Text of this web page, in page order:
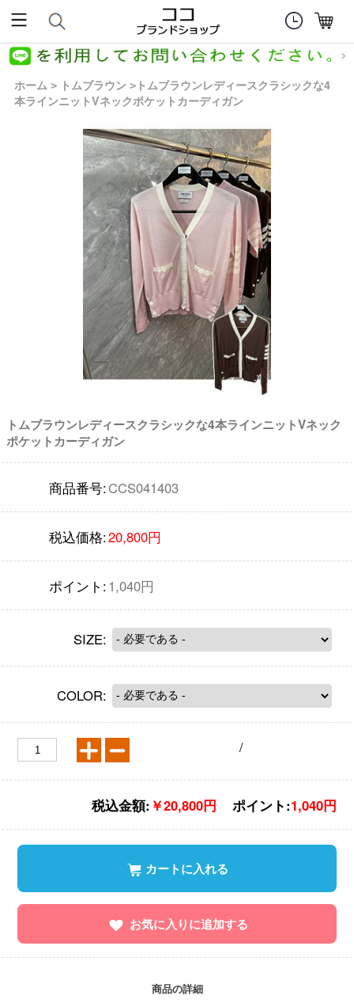
ホーム > トムブラウン >トムブラウンレディースクラシックな4
本ラインニットVネックポケットカーディガン
トムブラウンレディースクラシックな4本ラインニットVネック
ポケットカーディガン
商品番号:CCS041403
税込価格:20,800円
ポイント:1,040円
SIZE:
COLOR:
/
税込金額: ￥20,800円 ポイント:1,040円
カートに入れる
お気に入りに追加する
商品の詳細